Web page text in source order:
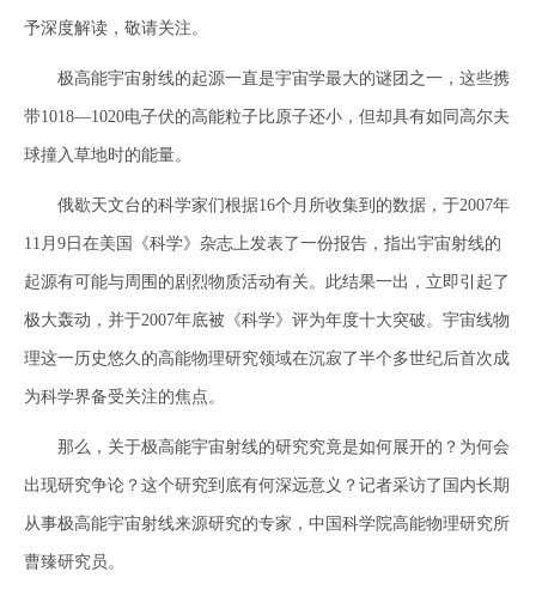
予深度解读，敬请关注。
极高能宇宙射线的起源一直是宇宙学最大的谜团之一，这些携
带1018—1020电子伏的高能粒子比原子还小，但却具有如同高尔夫
球撞入草地时的能量。
俄歇天文台的科学家们根据16个月所收集到的数据，于2007年
11月9日在美国《科学》杂志上发表了一份报告，指出宇宙射线的
起源有可能与周围的剧烈物质活动有关。此结果一出，立即引起了
极大轰动，并于2007年底被《科学》评为年度十大突破。宇宙线物
理这一历史悠久的高能物理研究领域在沉寂了半个多世纪后首次成
为科学界备受关注的焦点。
那么，关于极高能宇宙射线的研究究竟是如何展开的？为何会
出现研究争论？这个研究到底有何深远意义？记者采访了国内长期
从事极高能宇宙射线来源研究的专家，中国科学院高能物理研究所
曹臻研究员。